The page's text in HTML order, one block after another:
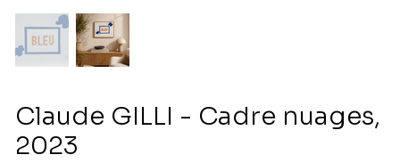
Claude GILLI - Cadre nuages,
2023